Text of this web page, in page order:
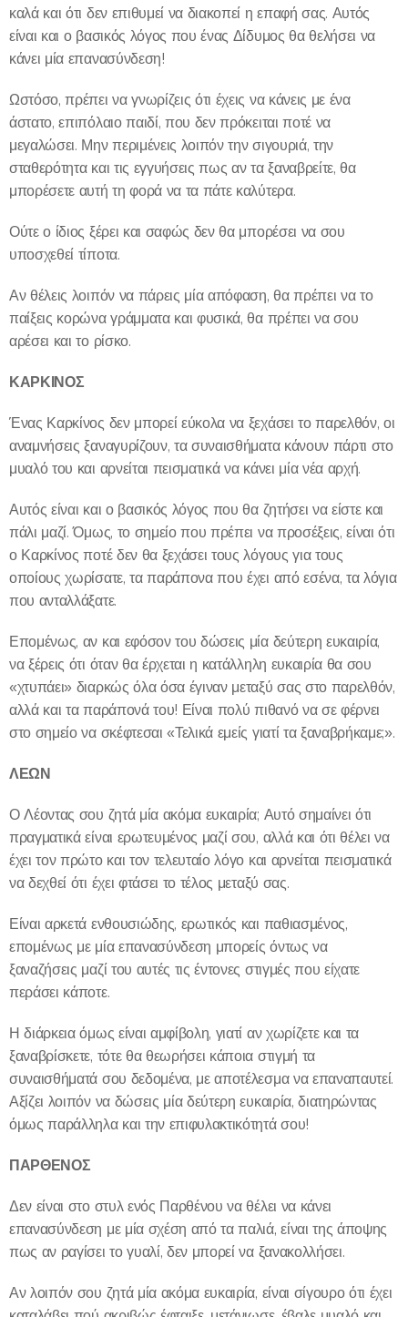
καλά και ότι δεν επιθυμεί να διακοπεί η επαφή σας. Αυτός
είναι και ο βασικός λόγος που ένας Δίδυμος θα θελήσει να
κάνει μία επανασύνδεση!
Ωστόσο, πρέπει να γνωρίζεις ότι έχεις να κάνεις με ένα
άστατο, επιπόλαιο παιδί, που δεν πρόκειται ποτέ να
μεγαλώσει. Μην περιμένεις λοιπόν την σιγουριά, την
σταθερότητα και τις εγγυήσεις πως αν τα ξαναβρείτε, θα
μπορέσετε αυτή τη φορά να τα πάτε καλύτερα.
Ούτε ο ίδιος ξέρει και σαφώς δεν θα μπορέσει να σου
υποσχεθεί τίποτα.
Αν θέλεις λοιπόν να πάρεις μία απόφαση, θα πρέπει να το
παίξεις κορώνα γράμματα και φυσικά, θα πρέπει να σου
αρέσει και το ρίσκο.
ΚΑΡΚΙΝΟΣ
Ένας Καρκίνος δεν μπορεί εύκολα να ξεχάσει το παρελθόν, οι
αναμνήσεις ξαναγυρίζουν, τα συναισθήματα κάνουν πάρτι στο
μυαλό του και αρνείται πεισματικά να κάνει μία νέα αρχή.
Αυτός είναι και ο βασικός λόγος που θα ζητήσει να είστε και
πάλι μαζί. Όμως, το σημείο που πρέπει να προσέξεις, είναι ότι
ο Καρκίνος ποτέ δεν θα ξεχάσει τους λόγους για τους
οποίους χωρίσατε, τα παράπονα που έχει από εσένα, τα λόγια
που ανταλλάξατε.
Επομένως, αν και εφόσον του δώσεις μία δεύτερη ευκαιρία,
να ξέρεις ότι όταν θα έρχεται η κατάλληλη ευκαιρία θα σου
«χτυπάει» διαρκώς όλα όσα έγιναν μεταξύ σας στο παρελθόν,
αλλά και τα παράπονά του! Είναι πολύ πιθανό να σε φέρνει
στο σημείο να σκέφτεσαι «Τελικά εμείς γιατί τα ξαναβρήκαμε;».
ΛΕΩΝ
Ο Λέοντας σου ζητά μία ακόμα ευκαιρία; Αυτό σημαίνει ότι
πραγματικά είναι ερωτευμένος μαζί σου, αλλά και ότι θέλει να
έχει τον πρώτο και τον τελευταίο λόγο και αρνείται πεισματικά
να δεχθεί ότι έχει φτάσει το τέλος μεταξύ σας.
Είναι αρκετά ενθουσιώδης, ερωτικός και παθιασμένος,
επομένως με μία επανασύνδεση μπορείς όντως να
ξαναζήσεις μαζί του αυτές τις έντονες στιγμές που είχατε
περάσει κάποτε.
Η διάρκεια όμως είναι αμφίβολη, γιατί αν χωρίζετε και τα
ξαναβρίσκετε, τότε θα θεωρήσει κάποια στιγμή τα
συναισθήματά σου δεδομένα, με αποτέλεσμα να επαναπαυτεί.
Αξίζει λοιπόν να δώσεις μία δεύτερη ευκαιρία, διατηρώντας
όμως παράλληλα και την επιφυλακτικότητά σου!
ΠΑΡΘΕΝΟΣ
Δεν είναι στο στυλ ενός Παρθένου να θέλει να κάνει
επανασύνδεση με μία σχέση από τα παλιά, είναι της άποψης
πως αν ραγίσει το γυαλί, δεν μπορεί να ξανακολλήσει.
Αν λοιπόν σου ζητά μία ακόμα ευκαιρία, είναι σίγουρο ότι έχει